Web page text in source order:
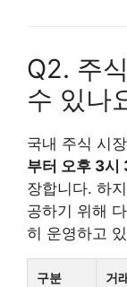
Q2. 주
수 있나
국내 주식 시
부터 오후 3시
장합니다. 하
공하기 위해
히 운영하고
구분 거